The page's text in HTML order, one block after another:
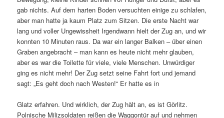
gab nichts. Auf dem harten Boden versuchten einige zu schlafen,
aber man hatte ja kaum Platz zum Sitzen. Die erste Nacht war
lang und voller Ungewissheit Irgend­wann hielt der Zug an, und wir
konnten 10 Minuten raus. Da war ein langer Balken – über einen
Graben angebracht – man kann es heute nicht mehr glauben,
aber es war die Toilette für viele, viele Menschen. Unwürdiger
ging es nicht mehr! Der Zug setzt seine Fahrt fort und jemand
sagt: „Es geht doch nach Westen!“ Er hatte es in
Glatz erfahren. Und wirklich, der Zug hält an, es ist Görlitz.
Polnische Milizsoldaten reißen die Waggontür auf und nehmen